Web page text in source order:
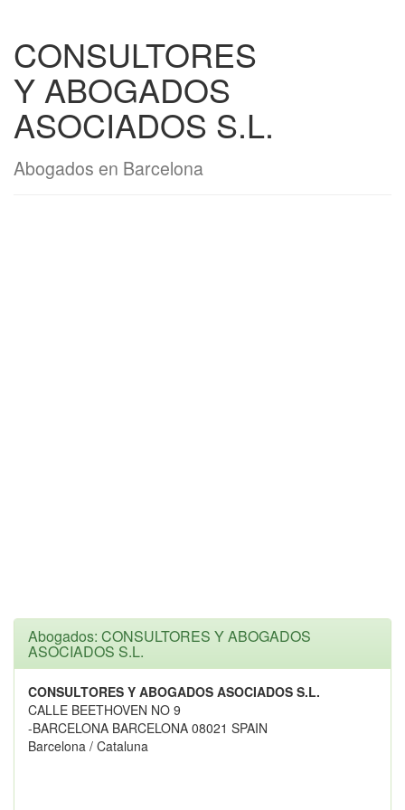
CONSULTORES
Y ABOGADOS
ASOCIADOS S.L.
Abogados en Barcelona
Abogados: CONSULTORES Y ABOGADOS
ASOCIADOS S.L.
CONSULTORES Y ABOGADOS ASOCIADOS S.L.
CALLE BEETHOVEN NO 9
-BARCELONA BARCELONA 08021 SPAIN
Barcelona / Cataluna